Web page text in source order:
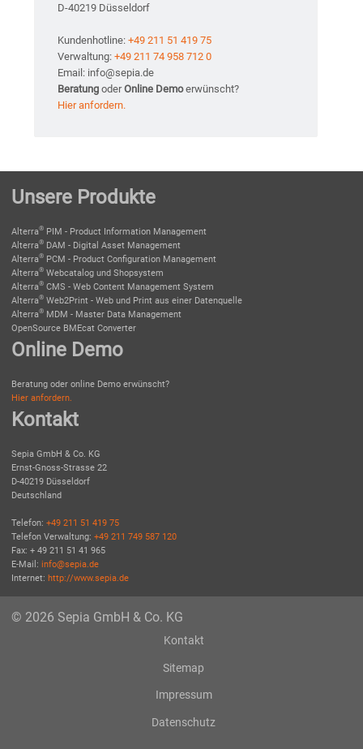
D-40219 Düsseldorf
Kundenhotline: +49 211 51 419 75
Verwaltung: +49 211 74 958 712 0
Email: info@sepia.de
Beratung oderOnline Demoerwünscht?
Hier anfordern.
Unsere Produkte
Alterra® PIM - Product Information Management
Alterra® DAM - Digital Asset Management
Alterra® PCM - Product Configuration Management
Alterra® Webcatalog und Shopsystem
Alterra® CMS - Web Content Management System
Alterra® Web2Print - Web und Print aus einer Datenquelle
Alterra® MDM - Master Data Management
OpenSource BMEcat Converter
Online Demo
Beratung oder online Demo erwünscht?
Hier anfordern.
Kontakt
Sepia GmbH & Co. KG
Ernst-Gnoss-Strasse 22
D-40219 Düsseldorf
Deutschland
Telefon: +49 211 51 419 75
Telefon Verwaltung: +49 211 749 587 120
Fax: + 49 211 51 41 965
E-Mail: info@sepia.de
Internet: http://www.sepia.de
© 2026 Sepia GmbH & Co. KG
Kontakt
Sitemap
Impressum
Datenschutz